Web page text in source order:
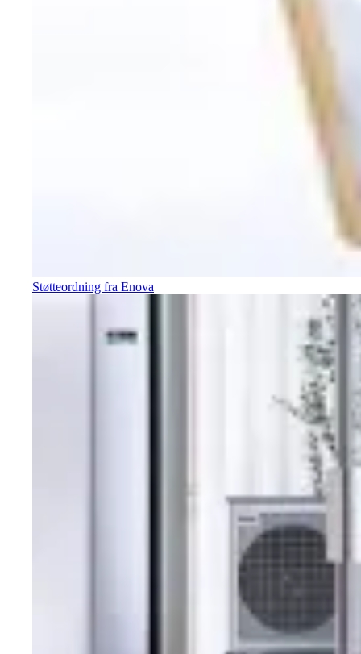
Støtteordning fra Enova